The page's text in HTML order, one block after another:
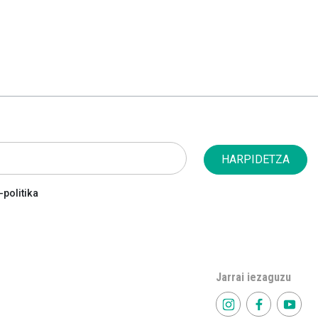
politika
HARPIDETZA
Jarrai iezaguzu